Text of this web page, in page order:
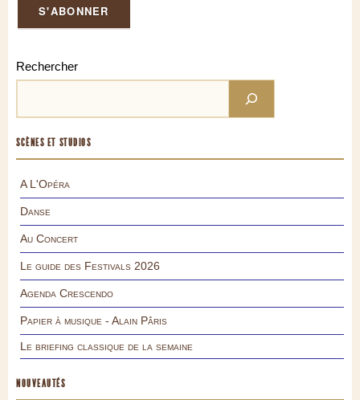
Rechercher
SCÈNES ET STUDIOS
A L'Opéra
Danse
Au Concert
Le guide des Festivals 2026
Agenda Crescendo
Papier à musique - Alain Pâris
Le briefing classique de la semaine
NOUVEAUTÉS